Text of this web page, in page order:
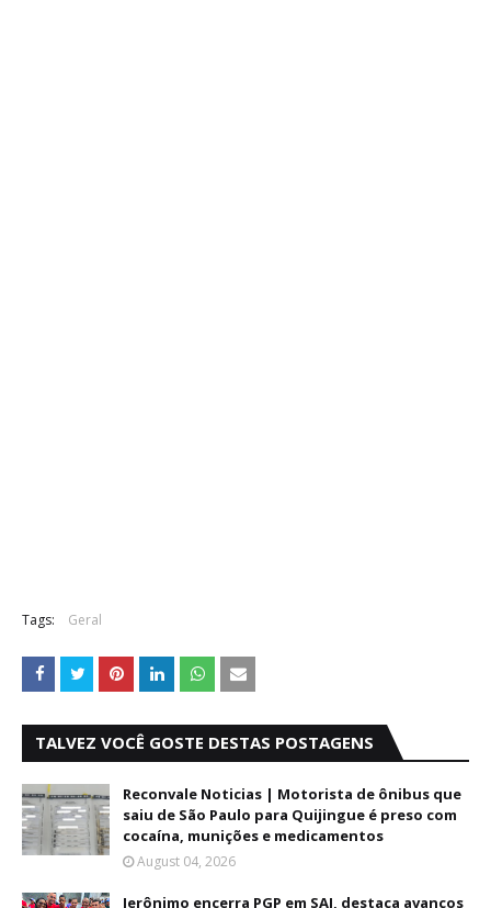
Tags: Geral
TALVEZ VOCÊ GOSTE DESTAS POSTAGENS
Reconvale Noticias | Motorista de ônibus que
saiu de São Paulo para Quijingue é preso com
cocaína, munições e medicamentos
August 04, 2026
Jerônimo encerra PGP em SAJ, destaca avanços